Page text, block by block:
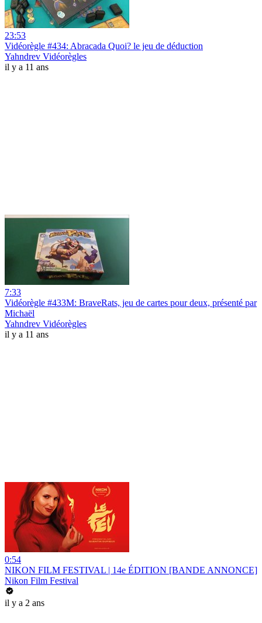
23:53
Vidéorègle #434: Abracada Quoi? le jeu de déduction
Yahndrev Vidéorègles
il y a 11 ans
7:33
Vidéorègle #433M: BraveRats, jeu de cartes pour deux, présenté par
Michaël
Yahndrev Vidéorègles
il y a 11 ans
0:54
NIKON FILM FESTIVAL | 14e ÉDITION [BANDE ANNONCE]
Nikon Film Festival
il y a 2 ans